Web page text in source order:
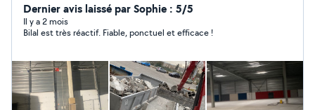
Dernier avis laissé par Sophie : 5/5
Il y a 2 mois
Bilal est très réactif. Fiable, ponctuel et efficace !